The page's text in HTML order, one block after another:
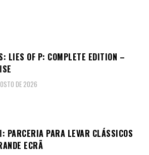
LIES OF P: COMPLETE EDITION –
DE 2026
PARCERIA PARA LEVAR CLÁSSICOS
ECRÃ